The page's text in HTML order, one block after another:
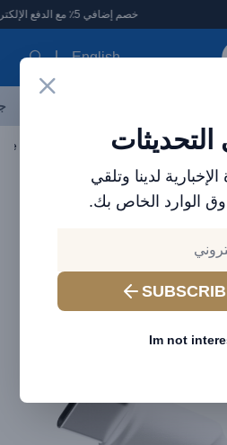
في الإمارات
خصم إضافي 5٪ مع الدفع الإلكتروني
English
لدينا وتلقي
الوارد الخاص بك.
Im not